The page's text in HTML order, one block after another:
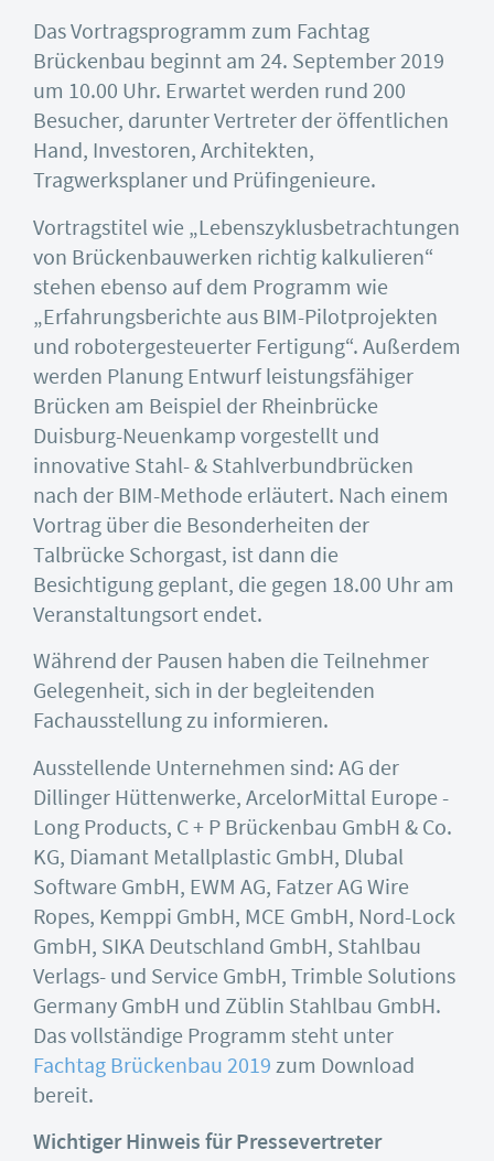
Das Vortragsprogramm zum Fachtag
Brückenbau beginnt am 24. September 2019
um 10.00 Uhr. Erwartet werden rund 200
Besucher, darunter Vertreter der öffentlichen
Hand, Investoren, Architekten,
Tragwerksplaner und Prüfingenieure.
Vortragstitel wie „Lebenszyklusbetrachtungen
von Brückenbauwerken richtig kalkulieren“
stehen ebenso auf dem Programm wie
„Erfahrungsberichte aus BIM-Pilotprojekten
und robotergesteuerter Fertigung“. Außerdem
werden Planung Entwurf leistungsfähiger
Brücken am Beispiel der Rheinbrücke
Duisburg-Neuenkamp vorgestellt und
innovative Stahl- & Stahlverbundbrücken
nach der BIM-Methode erläutert. Nach einem
Vortrag über die Besonderheiten der
Talbrücke Schorgast, ist dann die
Besichtigung geplant, die gegen 18.00 Uhr am
Veranstaltungsort endet.
Während der Pausen haben die Teilnehmer
Gelegenheit, sich in der begleitenden
Fachausstellung zu informieren.
Ausstellende Unternehmen sind: AG der
Dillinger Hüttenwerke, ArcelorMittal Europe -
Long Products, C + P Brückenbau GmbH & Co.
KG, Diamant Metallplastic GmbH, Dlubal
Software GmbH, EWM AG, Fatzer AG Wire
Ropes, Kemppi GmbH, MCE GmbH, Nord-Lock
GmbH, SIKA Deutschland GmbH, Stahlbau
Verlags- und Service GmbH, Trimble Solutions
Germany GmbH und Züblin Stahlbau GmbH.
Das vollständige Programm steht unter
Fachtag Brückenbau 2019 zum Download
bereit.
Wichtiger Hinweis für Pressevertreter